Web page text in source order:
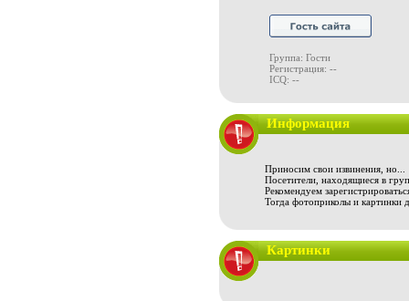
Группа: Гости
Регистрация: --
ICQ: --
Информация
Приносим свои извинения, но...
Посетители, находящиеся в
Рекомендуем
Тогда фотоприколы и картинки
Картинки